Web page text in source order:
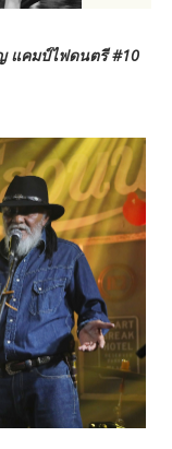
แคมป์ไฟดนตรี #10